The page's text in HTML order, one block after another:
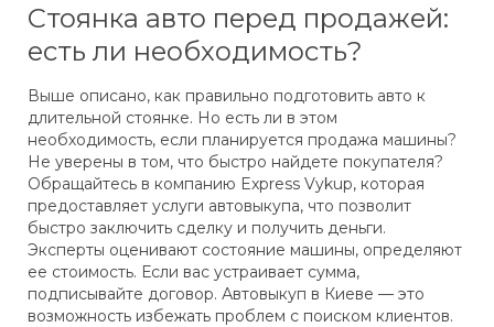
Стоянка авто перед продажей:
есть ли необходимость?
Выше описано, как правильно подготовить авто к
длительной стоянке. Но есть ли в этом
необходимость, если планируется продажа машины?
Не уверены в том, что быстро найдете покупателя?
Обращайтесь в компанию Express Vykup, которая
предоставляет услуги автовыкупа, что позволит
быстро заключить сделку и получить деньги.
Эксперты оценивают состояние машины, определяют
ее стоимость. Если вас устраивает сумма,
подписывайте договор. Автовыкуп в Киеве — это
возможность избежать проблем с поиском клиентов.